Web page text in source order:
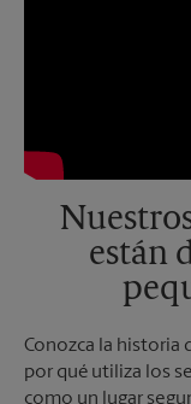
están
Conozca la historia
por qué utiliza los
como un lugar